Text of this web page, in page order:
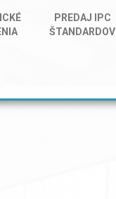
PREDAJ IPC
ŠTANDARDOV